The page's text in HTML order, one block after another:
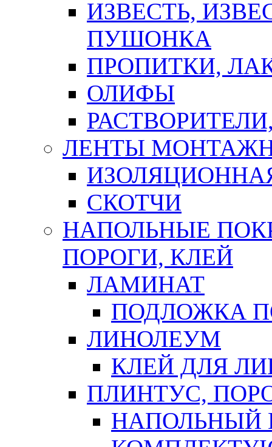
ИЗВЕСТЬ,
ПУШОНКА
ПРОПИТКИ,
ОЛИФЫ
ЛЕНТЫ
СКОТЧИ
НАПОЛЬНЫЕ
ПОРОГИ, КЛЕЙ
ЛАМИНАТ
ПОДЛОЖКА
ЛИНОЛЕУМ
КЛЕЙ ДЛЯ
ПЛИНТУС,
НАПОЛЬНЫЙ